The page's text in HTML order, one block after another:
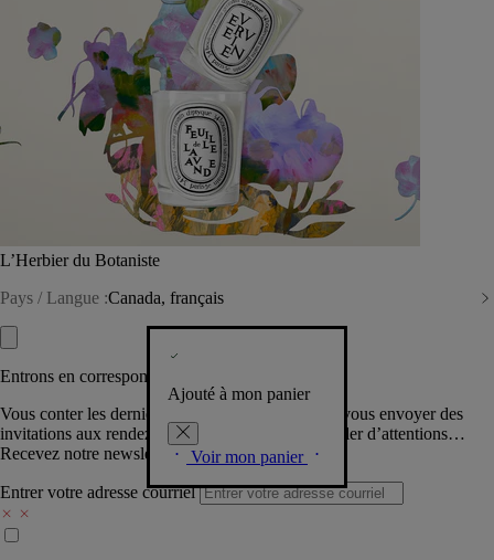
L’Herbier du Botaniste
Pays / Langue :Canada, français
Ajouté à mon panier
Voir mon panier
Entrons en correspondance​
Vous conter les dernières créations de la Maison, vous envoyer des
invitations aux rendez-vous Diptyque, vous combler d’attentions…
Recevez notre newsletter.
Entrer votre adresse courriel